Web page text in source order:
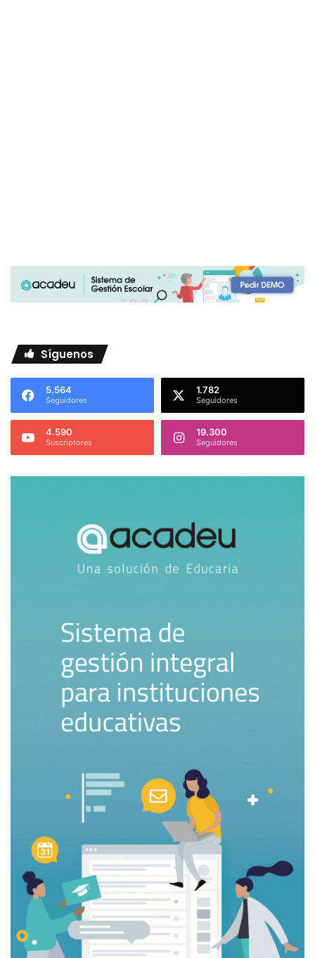
Síguenos
5.564
Seguidores
1.782
Seguidores
4.590
Suscriptores
19.300
Seguidores